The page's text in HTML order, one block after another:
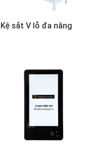
Kệ sắt V lỗ đa năng